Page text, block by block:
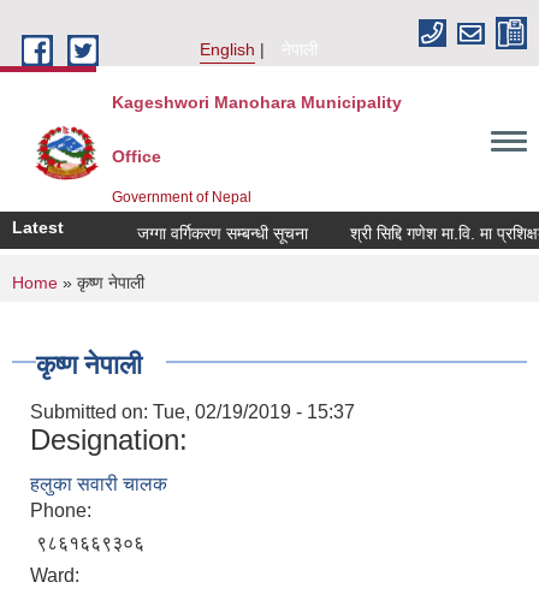
English
नेपाली
Kageshwori Manohara Municipality
Office
Government of Nepal
Latest जग्गा वर्गिकरण सम्बन्धी सूचना श्री सिद्दि गणेश मा.वि. मा
You are here
Home » कृष्ण नेपाली
कृष्ण नेपाली
Submitted on: Tue, 02/19/2019 - 15:37
Designation:
हलुका सवारी चालक
Phone:
९८६१६६९३०६
Ward: